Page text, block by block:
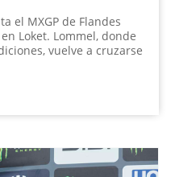
el MXGP de Flandes
Loket. Lommel, donde
vuelve a cruzarse